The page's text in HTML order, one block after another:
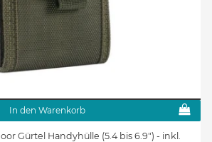
In den Warenkorb
Gürtel Handyhülle (5.4 bis 6.9") - inkl.